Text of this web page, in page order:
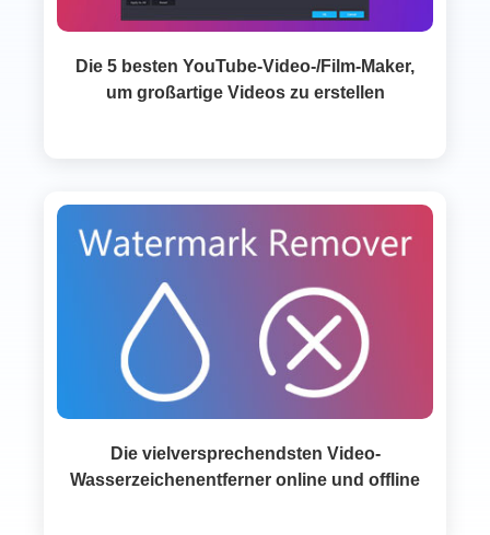
Die 5 besten YouTube-Video-/Film-Maker,
um großartige Videos zu erstellen
Die vielversprechendsten Video-
Wasserzeichenentferner online und offline